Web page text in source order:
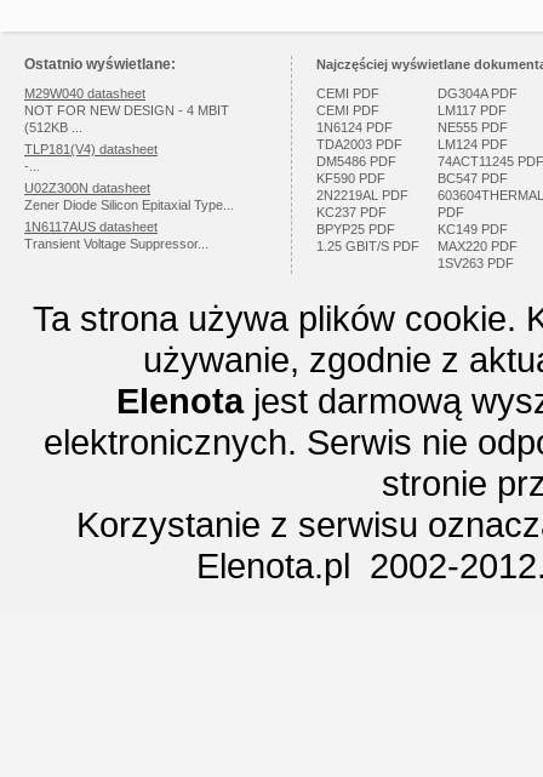
Ostatnio wyświetlane:
M29W040 datasheet
NOT FOR NEW DESIGN - 4 MBIT
(512KB ...
TLP181(V4) datasheet
-...
U02Z300N datasheet
Zener Diode Silicon Epitaxial Type...
1N6117AUS datasheet
Transient Voltage Suppressor...
Najczęściej wyświetlane
CEMI PDF
CEMI PDF
1N6124 PDF
TDA2003 PDF
DM5486 PDF
KF590 PDF
2N2219AL PDF
KC237 PDF
BPYP25 PDF
1.25 GBIT/S PDF
DG304A PDF
LM117 PDF
NE555 PDF
LM124 PDF
74ACT11245 PDF
BC547 PDF
603604THERMAL
PDF
KC149 PDF
MAX220 PDF
1SV263 PDF
Ta strona używa plików cookie.
używanie, zgodnie z
Elenotajest darmową
elektronicznych. Serwis nie
stronie
Korzystanie z serwisu
Elenota.pl 2002-